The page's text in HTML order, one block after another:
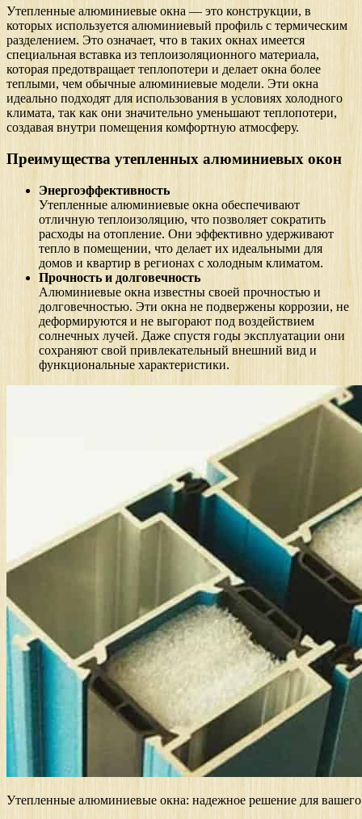
Утепленные алюминиевые окна — это конструкции, в
которых используется алюминиевый профиль с термическим
разделением. Это означает, что в таких окнах имеется
специальная вставка из теплоизоляционного материала,
которая предотвращает теплопотери и делает окна более
теплыми, чем обычные алюминиевые модели. Эти окна
идеально подходят для использования в условиях холодного
климата, так как они значительно уменьшают теплопотери,
создавая внутри помещения комфортную атмосферу.
Преимущества утепленных алюминиевых окон
Энергоэффективность
Утепленные алюминиевые окна обеспечивают
отличную теплоизоляцию, что позволяет сократить
расходы на отопление. Они эффективно удерживают
тепло в помещении, что делает их идеальными для
домов и квартир в регионах с холодным климатом.
Прочность и долговечность
Алюминиевые окна известны своей прочностью и
долговечностью. Эти окна не подвержены коррозии, не
деформируются и не выгорают под воздействием
солнечных лучей. Даже спустя годы эксплуатации они
сохраняют свой привлекательный внешний вид и
функциональные характеристики.
Утепленные алюминиевые окна: надежное решение для